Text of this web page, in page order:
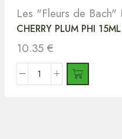
Les "Fleurs de Bach"
CHERRY PLUM PHI 15ML
10.35 €